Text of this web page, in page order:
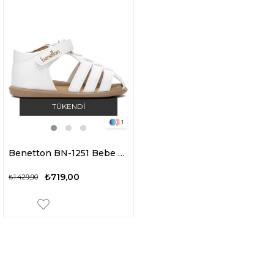
TÜKENDI
1
Benetton BN-1251 Bebe Erkek Çocuk Sandalet Beyaz
₺719,00
₺1.429,90